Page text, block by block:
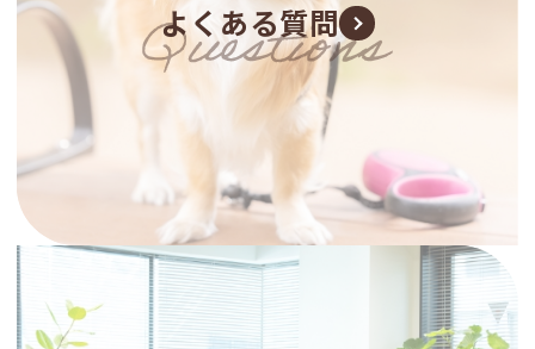
よくある質問